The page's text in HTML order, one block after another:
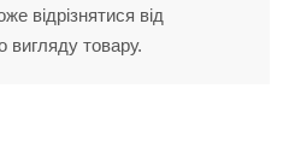
відрізнятися від
вигляду товару.